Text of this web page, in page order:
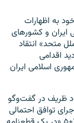
به اظهارات
ایران و کشورهای
متحد» انتقاد
اقدامی
اسلامی ایران
ظریف در گفت‌و‌گو
توافق احتمالی